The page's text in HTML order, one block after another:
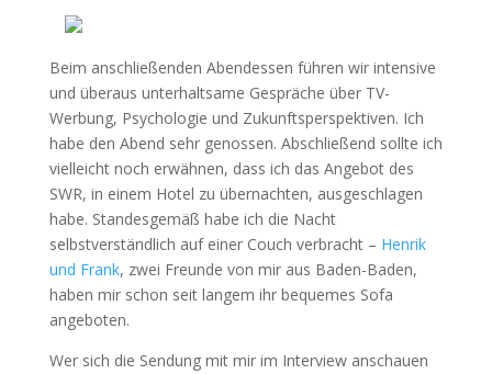
Beim anschließenden Abendessen führen wir intensive
und überaus unterhaltsame Gespräche über TV-
Werbung, Psychologie und Zukunftsperspektiven. Ich
habe den Abend sehr genossen. Abschließend sollte ich
vielleicht noch erwähnen, dass ich das Angebot des
SWR, in einem Hotel zu übernachten, ausgeschlagen
habe. Standesgemäß habe ich die Nacht
selbstverständlich auf einer Couch verbracht – Henrik
und Frank, zwei Freunde von mir aus Baden-Baden,
haben mir schon seit langem ihr bequemes Sofa
angeboten.
Wer sich die Sendung mit mir im Interview anschauen